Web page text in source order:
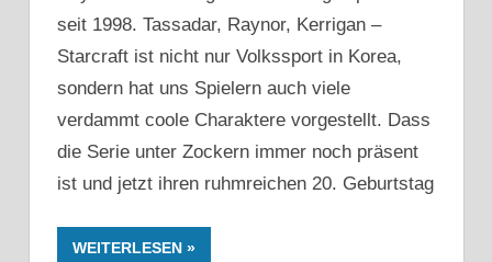
seit 1998. Tassadar, Raynor, Kerrigan –
Starcraft ist nicht nur Volkssport in Korea,
sondern hat uns Spielern auch viele
verdammt coole Charaktere vorgestellt. Dass
die Serie unter Zockern immer noch präsent
ist und jetzt ihren ruhmreichen 20. Geburtstag
WEITERLESEN